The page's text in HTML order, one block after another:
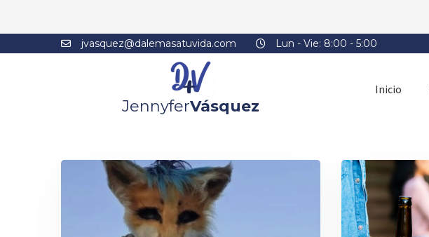
jvasquez@dalemasatuvida.com Lun - Vie: 8:00 - 5:00
JennyferVásquez
Inicio